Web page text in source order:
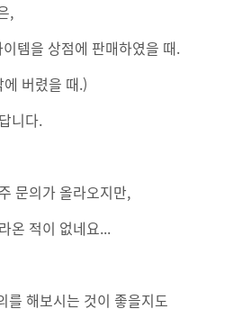
,
템을 상점에 판매하였을 때.
버렸을 때.)
니다.
문의가 올라오지만,
온 적이 없네요...
를 해보시는 것이 좋을지도